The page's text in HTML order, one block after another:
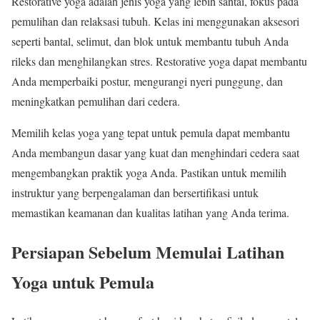
pemulihan dan relaksasi tubuh. Kelas ini menggunakan aksesori
seperti bantal, selimut, dan blok untuk membantu tubuh Anda
rileks dan menghilangkan stres. Restorative yoga dapat membantu
Anda memperbaiki postur, mengurangi nyeri punggung, dan
meningkatkan pemulihan dari cedera.
Memilih kelas yoga yang tepat untuk pemula dapat membantu
Anda membangun dasar yang kuat dan menghindari cedera saat
mengembangkan praktik yoga Anda. Pastikan untuk memilih
instruktur yang berpengalaman dan bersertifikasi untuk
memastikan keamanan dan kualitas latihan yang Anda terima.
Persiapan Sebelum Memulai Latihan
Yoga untuk Pemula